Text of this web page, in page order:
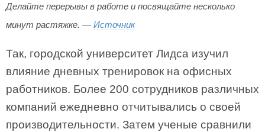
Делайте перерывы в работе и посвящайте несколько
минут растяжке. — Источник
Так, городской университет Лидса изучил
влияние дневных тренировок на офисных
работников. Более 200 сотрудников различных
компаний ежедневно отчитывались о своей
производительности. Затем ученые сравнили